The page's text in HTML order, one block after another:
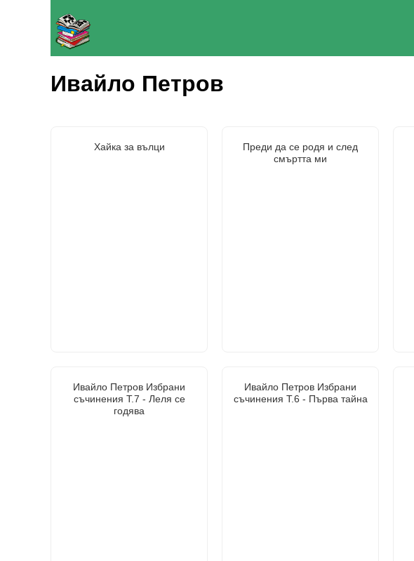
Ивайло Петров
Хайка за вълци
Преди да се родя и след
смъртта ми
Ивайло Петров Избрани
съчинения Т.7 - Леля се
годява
Ивайло Петров Избрани
съчинения Т.6 - Първа тайна